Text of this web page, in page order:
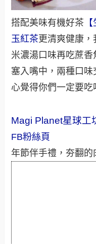
搭配美味有機好茶
玉紅茶更清爽健康
米濃湯口味再吃蔗
塞入嘴中，兩種口
心覺得你們一定要吃
Magi Planet星球工
FB粉絲頁
年節伴手禮，夯翻的